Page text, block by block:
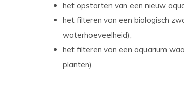
het opstarten van een nieuw
het filteren van een biologisch
waterhoeveelheid),
het filteren van een aquarium
planten).